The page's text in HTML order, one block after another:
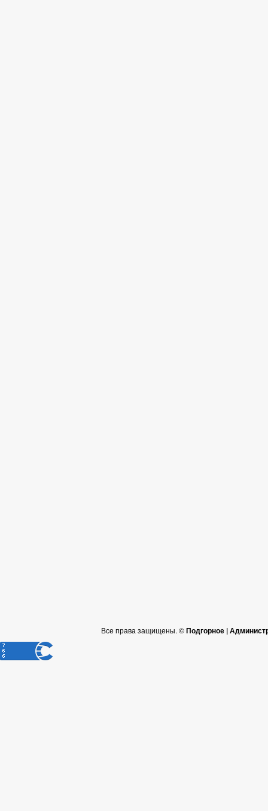
Все права защищены. ©Подгорное |